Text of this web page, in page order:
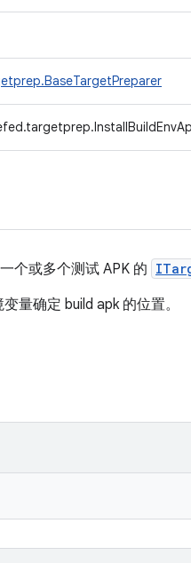
个或多个测试 APK 的
量确定 build apk 的位置。